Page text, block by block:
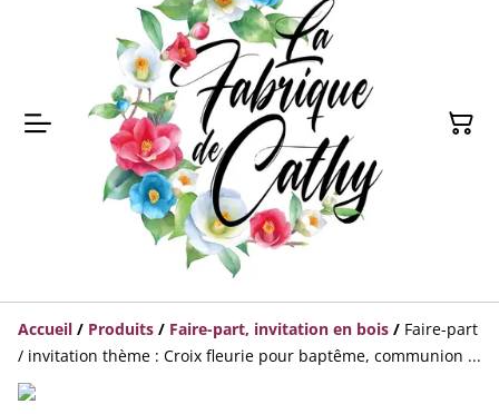
Accueil / Produits / Faire-part, invitation en bois / Faire-part
/ invitation thème : Croix fleurie pour baptême, communion ...